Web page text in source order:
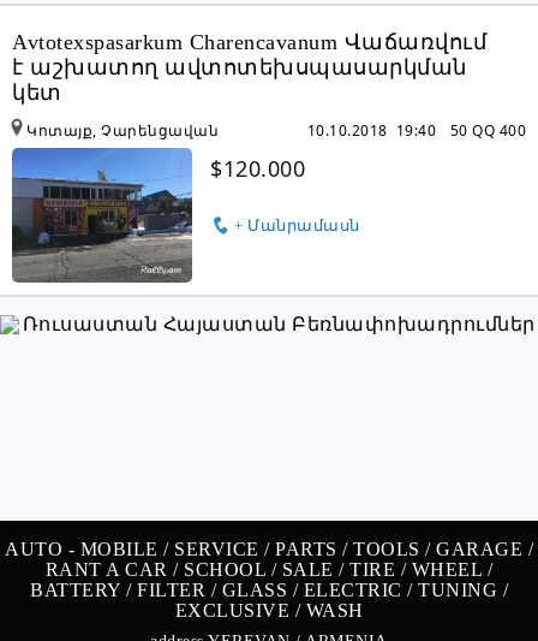
Avtotexspasarkum Charencavanum Վաճառվում
է աշխատող ավտոտեխսպասարկման
կետ
$120.000
+ Մանրամասն
50 QQ 400
10.10.2018 19:40
Կոտայք, Չարենցավան
AUTO - MOBILE / SERVICE / PARTS / TOOLS / GARAGE /
RANT A CAR / SCHOOL / SALE /TIRE / WHEEL /
BATTERY / FILTER / GLASS / ELECTRIC / TUNING /
EXCLUSIVE / WASH